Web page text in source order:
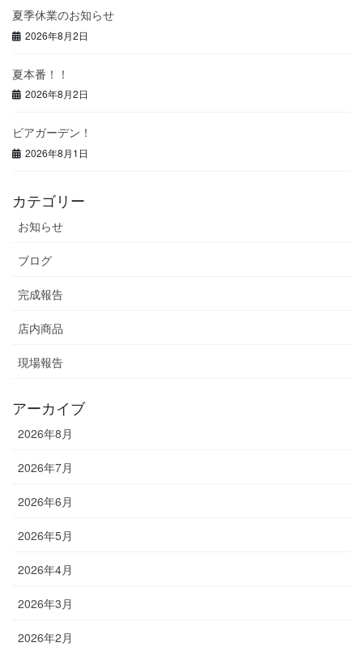
夏季休業のお知らせ
2026年8月2日
夏本番！！
2026年8月2日
ビアガーデン！
2026年8月1日
カテゴリー
お知らせ
ブログ
完成報告
店内商品
現場報告
アーカイブ
2026年8月
2026年7月
2026年6月
2026年5月
2026年4月
2026年3月
2026年2月